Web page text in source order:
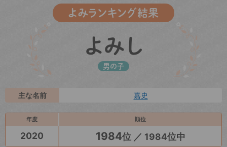
よみランキング結果
よみし
男の子
主な名前 嘉史
年度 順位
2020 1984位 ／ 1984位中